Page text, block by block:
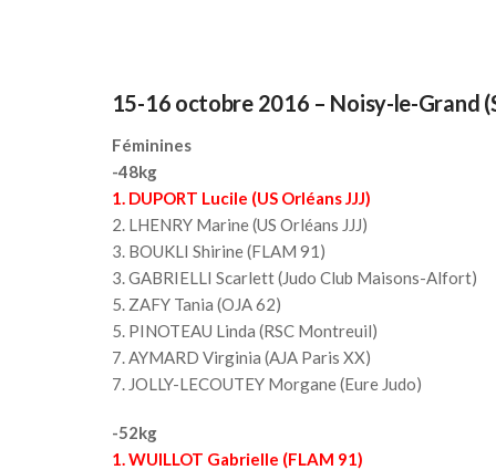
15-16 octobre 2016 – Noisy-le-Grand
Féminines
-48kg
1. DUPORT Lucile (US Orléans JJJ)
2. LHENRY Marine (US Orléans JJJ)
3. BOUKLI Shirine (FLAM 91)
3. GABRIELLI Scarlett (Judo Club Maisons-Alfort)
5. ZAFY Tania (OJA 62)
5. PINOTEAU Linda (RSC Montreuil)
7. AYMARD Virginia (AJA Paris XX)
7. JOLLY-LECOUTEY Morgane (Eure Judo)
-52kg
1. WUILLOT Gabrielle (FLAM 91)